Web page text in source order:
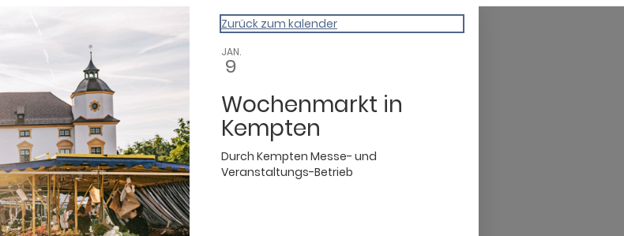
Zurück zum kalender
JAN.
9
Wochenmarkt in
Kempten
Durch Kempten Messe- und
Veranstaltungs-Betrieb